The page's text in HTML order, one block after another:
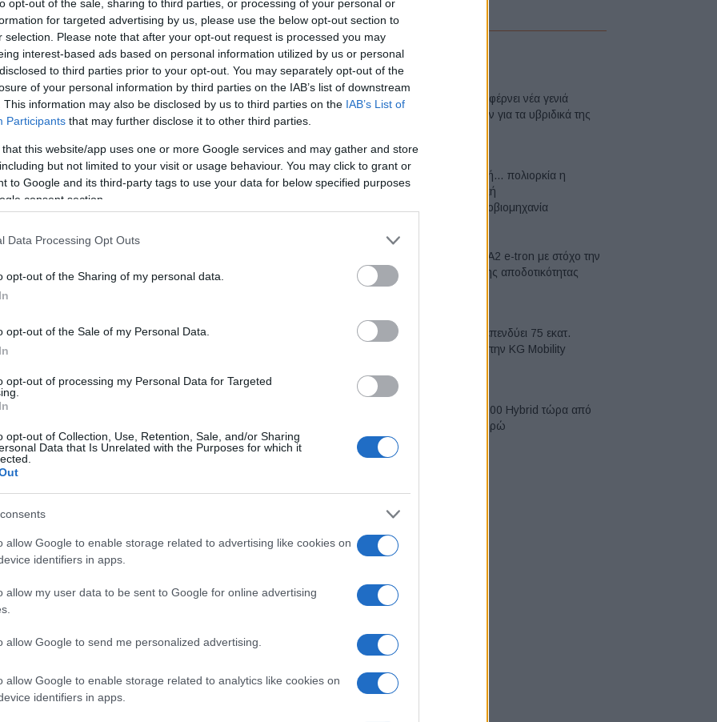
opt-out of the sale, sharing to third parties, or processing of your personal or
for targeted advertising by us, please use the below opt-out section to
selection. Please note that after your opt-out request is processed you may
interest-based ads based on personal information utilized by us or personal
to third parties prior to your opt-out. You may separately opt-out of the
of your personal information by third parties on the IAB’s list of downstream
This information may also be disclosed by us to third parties on the IAB’s List of
Participants that may further disclose it to other third parties.
that this website/app uses one or more Google services and may gather and store
but not limited to your visit or usage behaviour. You may click to grant or
to Google and its third-party tags to use your data for below specified purposes
consent section.
Data Processing Opt Outs
opt-out of the Sharing of my personal data.
opt-out of the Sale of my Personal Data.
opt-out of processing my Personal Data for Targeted
opt-out of Collection, Use, Retention, Sale, and/or Sharing
Data that Is Unrelated with the Purposes for which it
allow Google to enable storage related to advertising like cookies on
identifiers in apps.
allow my user data to be sent to Google for online advertising
allow Google to send me personalized advertising.
allow Google to enable storage related to analytics like cookies on
identifiers in apps.
έως τις παγωμένες περιοχές 200 χιλιόμετρα
εξελίχθηκε σε περιβάλλοντα που δοκιμάζουν κάθε
αυτοκινήτου. Στόχος των μηχανικών της Skoda ήταν
της μάρκας μπορεί να ανταποκριθεί με αξιοπιστία,
συνθήκες χρήσης.
Latest
Η Toyota φέρνει νέα γενιά
μπαταριών για τα υβριδικά της
Σε κινεζική… πολιορκία η
ευρωπαϊκή
αυτοκινητοβιομηχανία
Νέο Audi A2 e-tron με στόχο την
κορυφή της αποδοτικότητας
Η Chery επενδύει 75 εκατ.
δολάρια στην KG Mobility
Το FIAT 500 Hybrid τώρα από
18.990 ευρώ